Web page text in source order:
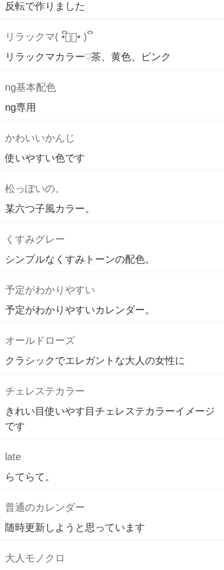
反転で作りました
リラックマ( ິ•ᆺ⃘• )ິ
リラックマカラー♡茶、黄色、ピンク
ng基本配色
ng専用
かわいいかんじ
使いやすい色です
松っぽいの。
某六つ子風カラー。
くすみグレー
シンプルなくすみトーンの配色。
予定がわかりやすい
予定がわかりやすいカレンダー。
オールドローズ
クラシックでエレガントな大人の女性に
チェレステカラー
きれい目使いやす目チェレステカラーイメージ
です
late
らてらて。
普通のカレンダー
随時更新しようと思っています
大人モノクロ